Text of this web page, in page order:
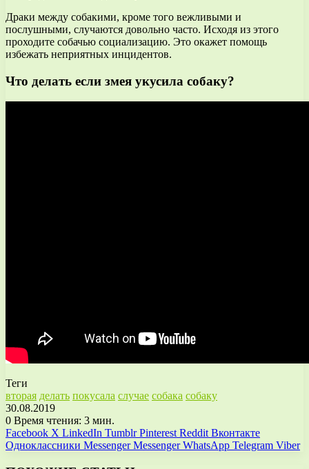
Драки между собакими, кроме того вежливыми и
послушными, случаются довольно часто. Исходя из этого
проходите собачью социализацию. Это окажет помощь
избежать неприятных инцидентов.
Что делать если змея укусила собаку?
Теги
вторая делать покусала случае собака собаку
30.08.2019
0 Время чтения: 3 мин.
Facebook X LinkedIn Tumblr Pinterest Reddit Вконтакте
Одноклассники Messenger Messenger WhatsApp Telegram Viber